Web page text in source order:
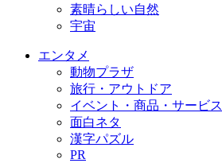
素晴らしい自然
宇宙
エンタメ
動物プラザ
旅行・アウトドア
イベント・商品・サービス
面白ネタ
漢字パズル
PR